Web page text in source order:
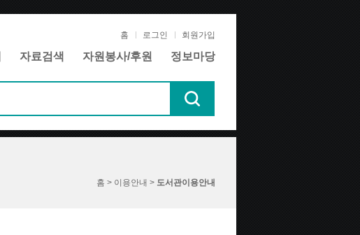
홈 로그인 회원가입
자료검색 자원봉사/후원 정보마당
홈 > 이용안내 > 도서관이용안내